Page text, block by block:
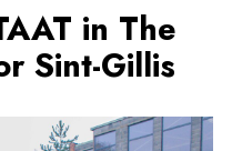
in The
Sint-Gillis